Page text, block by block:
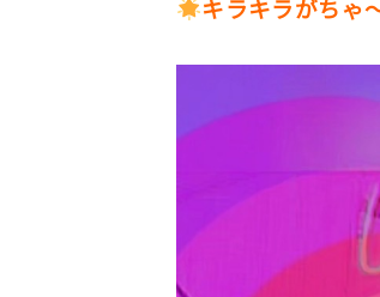
キラキラがちゃ